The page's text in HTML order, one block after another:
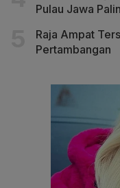
Pulau Jawa
Raja Ampat
Pertambangan